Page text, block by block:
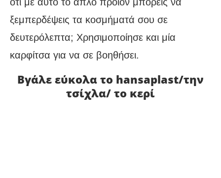
ξεμπερδέψεις τα κοσμήματά σου σε
δευτερόλεπτα; Χρησιμοποίησε και μία
καρφίτσα για να σε βοηθήσει.
Βγάλε εύκολα το hansaplast/την
τσίχλα/ το κερί